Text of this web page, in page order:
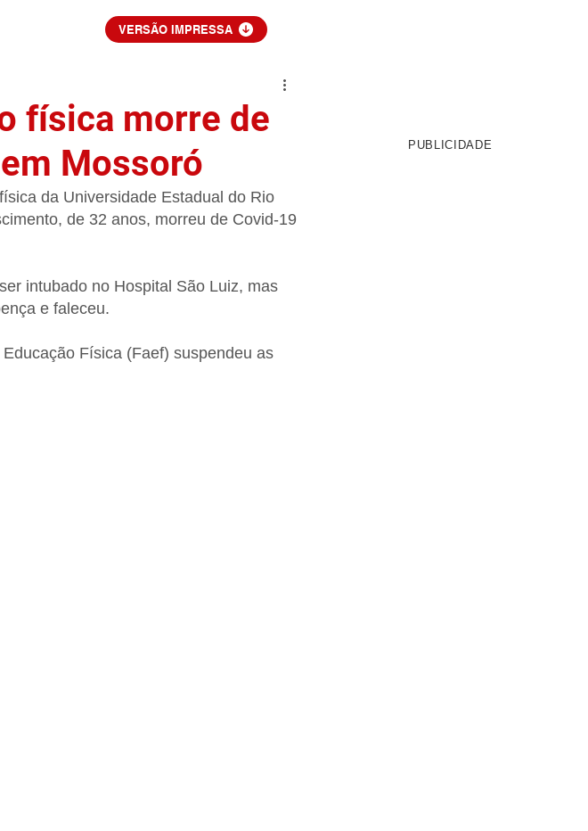
VERSÃO IMPRESSA
física morre de
Mossoró
da Universidade Estadual do Rio
de 32 anos, morreu de Covid-19
intubado no Hospital São Luiz, mas
e faleceu.
Física (Faef) suspendeu as
PUBLICIDADE